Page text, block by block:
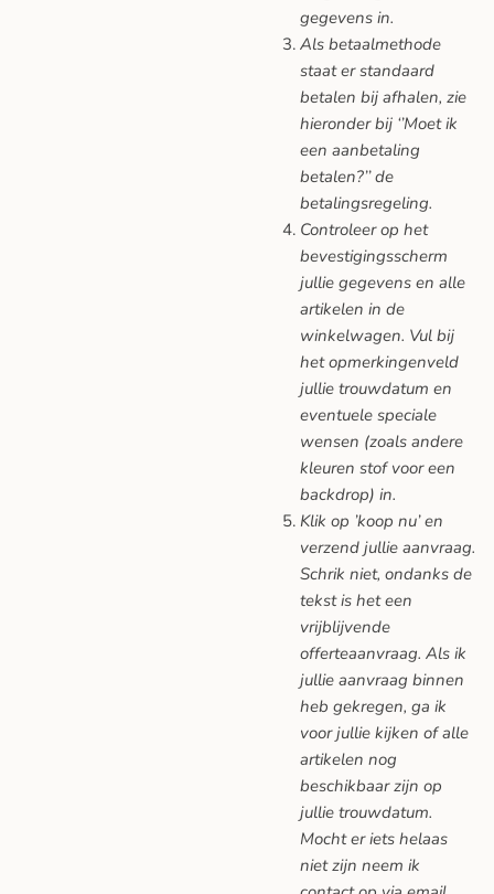
gegevens in.
Als betaalmethode
staat er standaard
betalen bij afhalen, zie
hieronder bij ‘’Moet ik
een aanbetaling
betalen?’’ de
betalingsregeling.
Controleer op het
bevestigingsscherm
jullie gegevens en alle
artikelen in de
winkelwagen. Vul bij
het opmerkingenveld
jullie trouwdatum en
eventuele speciale
wensen (zoals andere
kleuren stof voor een
backdrop) in.
Klik op ’koop nu’ en
verzend jullie aanvraag.
Schrik niet, ondanks de
tekst is het een
vrijblijvende
offerteaanvraag. Als ik
jullie aanvraag binnen
heb gekregen, ga ik
voor jullie kijken of alle
artikelen nog
beschikbaar zijn op
jullie trouwdatum.
Mocht er iets helaas
niet zijn neem ik